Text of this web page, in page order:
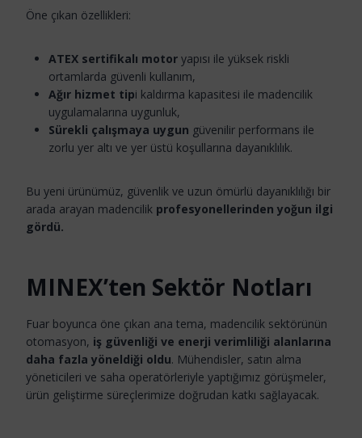
Öne çıkan özellikleri:
ATEX sertifikalı motor yapısı ile yüksek riskli
ortamlarda güvenli kullanım,
Ağır hizmet tipi kaldırma kapasitesi ile madencilik
uygulamalarına uygunluk,
Sürekli çalışmaya uygun güvenilir performans ile
zorlu yer altı ve yer üstü koşullarına dayanıklılık.
Bu yeni ürünümüz, güvenlik ve uzun ömürlü dayanıklılığı bir
arada arayan madencilik profesyonellerinden yoğun ilgi
gördü.
MINEX’ten Sektör Notları
Fuar boyunca öne çıkan ana tema, madencilik sektörünün
otomasyon, iş güvenliği ve enerji verimliliği alanlarına
daha fazla yöneldiği oldu. Mühendisler, satın alma
yöneticileri ve saha operatörleriyle yaptığımız görüşmeler,
ürün geliştirme süreçlerimize doğrudan katkı sağlayacak.